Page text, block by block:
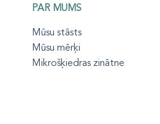
PAR MUMS
Mūsu stāsts
Mūsu mērķi
Mikrošķiedras zinātne